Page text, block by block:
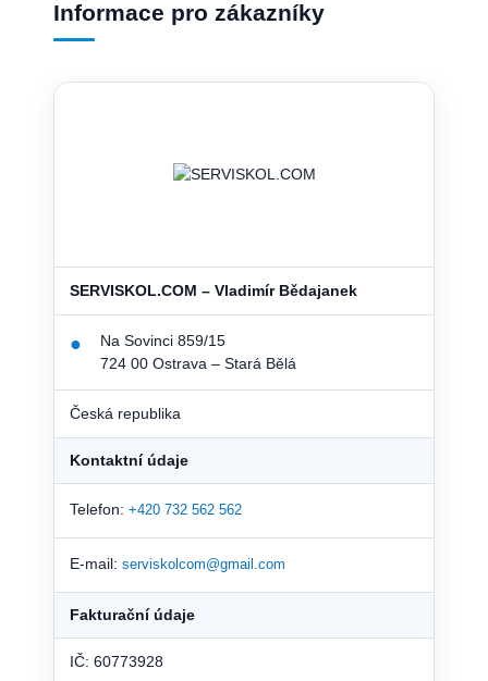
Informace pro zákazníky
SERVISKOL.COM – Vladimír Bědajanek
●
Na Sovinci 859/15
724 00 Ostrava – Stará Bělá
Česká republika
Kontaktní údaje
Telefon: +420 732 562 562
E-mail: serviskolcom@gmail.com
Fakturační údaje
IČ: 60773928